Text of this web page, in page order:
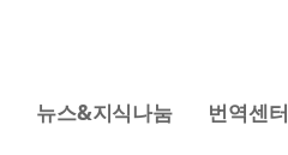
뉴스&지식나눔 번역센터